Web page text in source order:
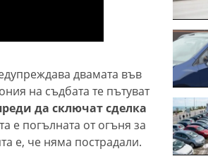
двамата във
на съдбата те пътуват
да сключат сделка
е погълната от огъня за
е, че няма пострадали.